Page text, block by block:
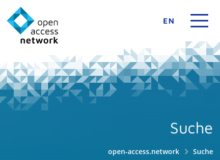
EN
Suche
open-access.network Suche